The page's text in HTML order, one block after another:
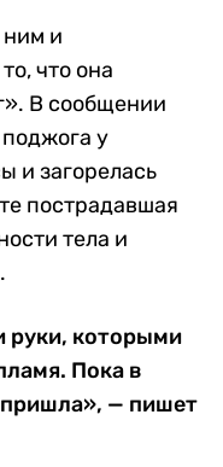
и
что она
В сообщении
поджога у
и загорелась
пострадавшая
тела и
руки, которыми
Пока в
— пишет